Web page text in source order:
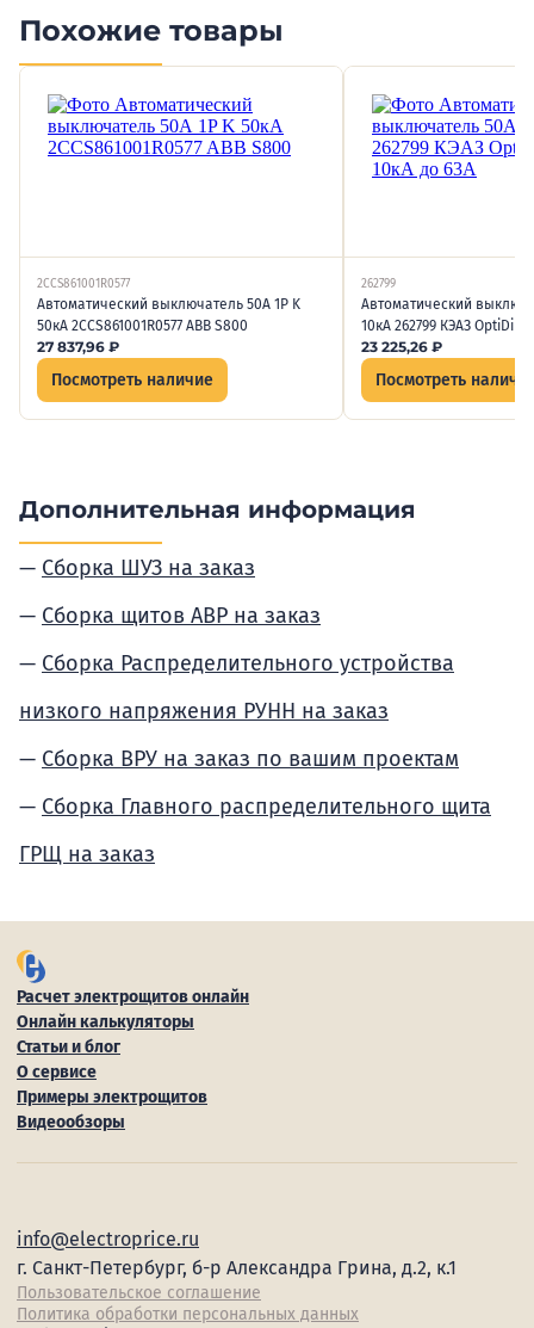
Похожие товары
2CCS861001R0577
Автоматический выключатель 50А 1P K
50кА 2CCS861001R0577 ABB S800
27 837,96 ₽
Посмотреть наличие
262799
Автоматический
10кА 262799 КЭАЗ OptiDin
23 225,26 ₽
Посмотреть
Дополнительная информация
Сборка ШУЗ на заказ
Сборка щитов АВР на заказ
Сборка Распределительного устройства
низкого напряжения РУНН на заказ
Сборка ВРУ на заказ по вашим проектам
Сборка Главного распределительного щита
ГРЩ на заказ
Расчет электрощитов онлайн
Онлайн калькуляторы
Статьи и блог
О сервисе
Примеры электрощитов
Видеообзоры
info@electroprice.ru
г. Санкт-Петербург, б-р Александра Грина, д.2, к.1
Пользовательское соглашение
Политика обработки персональных данных